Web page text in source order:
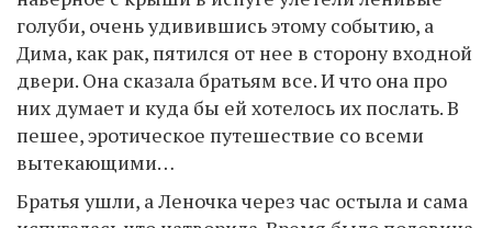
голуби, очень удивившись этому событию, а
Дима, как рак, пятился от нее в сторону входной
двери. Она сказала братьям все. И что она про
них думает и куда бы ей хотелось их послать. В
пешее, эротическое путешествие со всеми
вытекающими…
Братья ушли, а Леночка через час остыла и сама